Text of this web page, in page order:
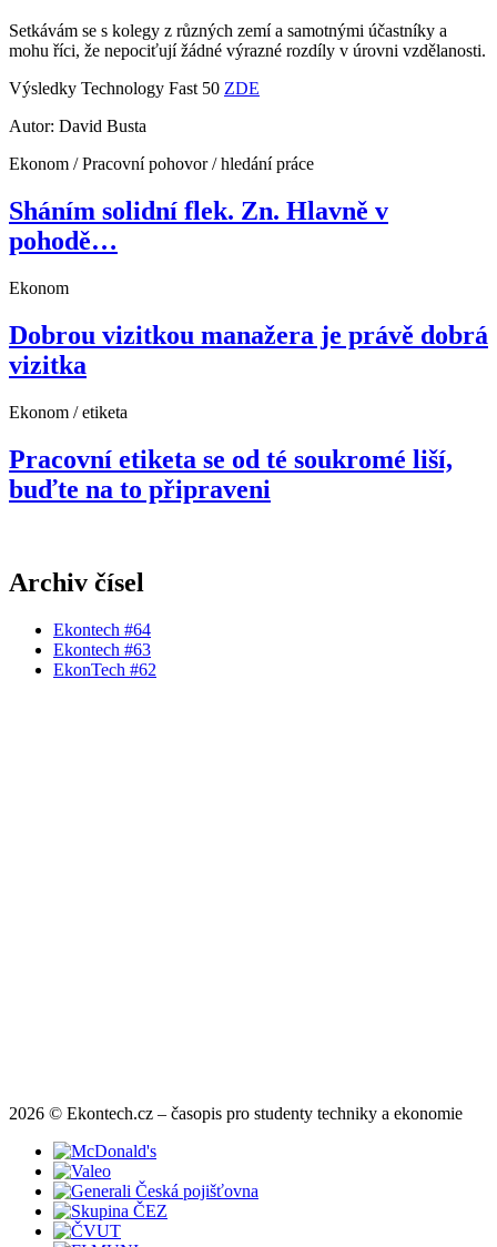
Setkávám se s kolegy z různých zemí a samotnými účastníky a
mohu říci, že nepociťují žádné výrazné rozdíly v úrovni vzdělanosti.
Výsledky Technology Fast 50 ZDE
Autor: David Busta
Ekonom / Pracovní pohovor / hledání práce
Sháním solidní flek. Zn. Hlavně v
pohodě…
Ekonom
Dobrou vizitkou manažera je právě dobrá
vizitka
Ekonom / etiketa
Pracovní etiketa se od té soukromé liší,
buďte na to připraveni
Archiv čísel
Ekontech #64
Ekontech #63
EkonTech #62
2026 © Ekontech.cz – časopis pro studenty techniky a ekonomie